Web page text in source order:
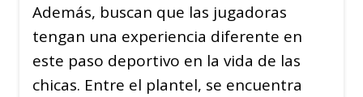
Además, buscan que las jugadoras
tengan una experiencia diferente en
este paso deportivo en la vida de las
chicas. Entre el plantel, se encuentra